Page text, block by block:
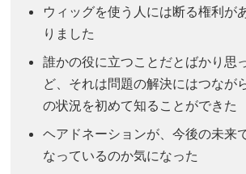
ウィッグを使う人には断る権利が
りました
誰かの役に立つことだとばかり思
ど、それは問題の解決にはつなが
の状況を初めて知ることができた
ヘアドネーションが、今後の未来
なっているのか気になった